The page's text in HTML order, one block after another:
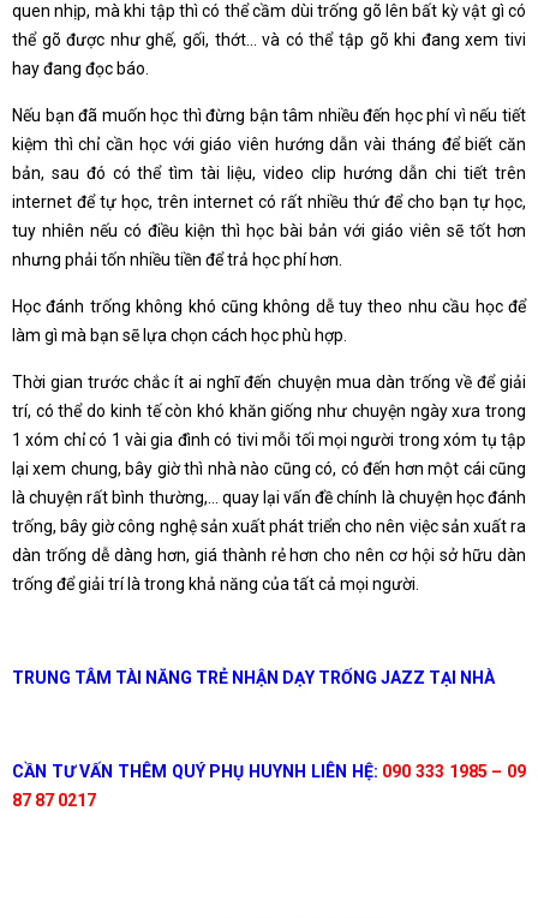
quen nhịp, mà khi tập thì có thể cầm dùi trống gõ lên bất kỳ vật gì có
thể gõ được như ghế, gối, thớt… và có thể tập gõ khi đang xem tivi
hay đang đọc báo.
Nếu bạn đã muốn học thì đừng bận tâm nhiều đến học phí vì nếu tiết
kiệm thì chỉ cần học với giáo viên hướng dẫn vài tháng để biết căn
bản, sau đó có thể tìm tài liệu, video clip hướng dẫn chi tiết trên
internet để tự học, trên internet có rất nhiều thứ để cho bạn tự học,
tuy nhiên nếu có điều kiện thì học bài bản với giáo viên sẽ tốt hơn
nhưng phải tốn nhiều tiền để trả học phí hơn.
Học đánh trống không khó cũng không dễ tuy theo nhu cầu học để
làm gì mà bạn sẽ lựa chọn cách học phù hợp.
Thời gian trước chắc ít ai nghĩ đến chuyện mua dàn trống về để giải
trí, có thể do kinh tế còn khó khăn giống như chuyện ngày xưa trong
1 xóm chỉ có 1 vài gia đình có tivi mỗi tối mọi người trong xóm tụ tập
lại xem chung, bây giờ thì nhà nào cũng có, có đến hơn một cái cũng
là chuyện rất bình thường,… quay lại vấn đề chính là chuyện học đánh
trống, bây giờ công nghệ sản xuất phát triển cho nên việc sản xuất ra
dàn trống dễ dàng hơn, giá thành rẻ hơn cho nên cơ hội sở hữu dàn
trống để giải trí là trong khả năng của tất cả mọi người.
TRUNG TÂM TÀI NĂNG TRẺ NHẬN DẠY TRỐNG JAZZ TẠI NHÀ
CẦN TƯ VẤN THÊM QUÝ PHỤ HUYNH LIÊN HỆ: 090 333 1985 – 09
87 87 0217